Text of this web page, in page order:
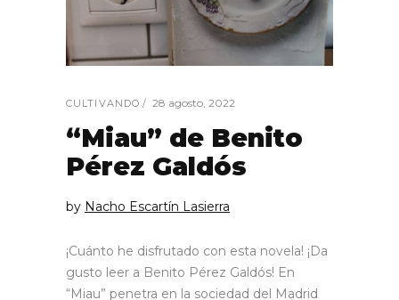
CULTIVANDO 28 agosto, 2022
“Miau” de Benito
Pérez Galdós
by Nacho Escartín Lasierra
¡Cuánto he disfrutado con esta novela! ¡Da
gusto leer a Benito Pérez Galdós! En
“Miau” penetra en la sociedad del Madrid